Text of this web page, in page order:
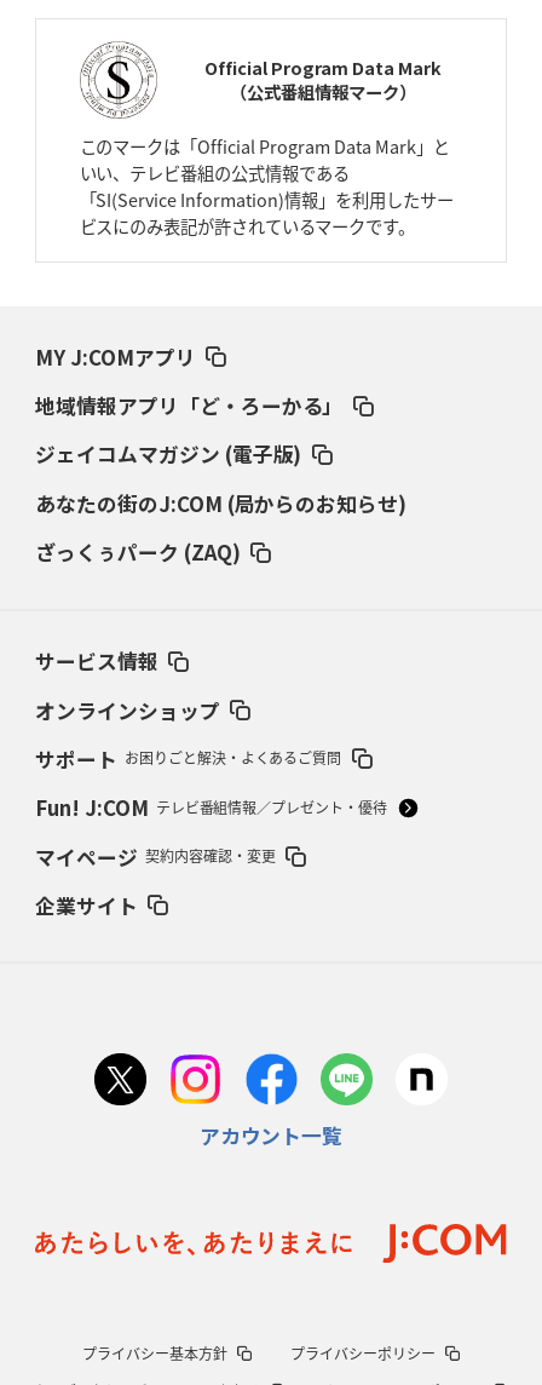
2026年4月9日(木)更新
スティーラーズ、名門復活の足音
2026年4月2日(木)更新
2026年3月26日(木)更新
AZ-COM丸和、リーグワンへ参入決定 「フィールド丸ごと計測機器」の
ダイナボアーズ、“逆輸入SO”三宅駿
「ニュージーランドのフレア（閃
2026年3月5日(木)更新
2026年2月19日(木)更新
37年女子W杯招致への課題と期待
2026年2月12日(木)更新
2026年2月5日(木)更新
占い方
首位スピアーズ、充実の攻撃力 「湧き出る」パスでトライ量産
2026年1月8日(木)更新
ルディケ「15番はゲームドライバ
2025年12月25日(木)更新
Official Program Data Mark
（公式番組情報マーク）
このマークは「Official Program Data Mark」と
いい、テレビ番組の公式情報である
「SI(Service Information)情報」を利用したサー
ビスにのみ表記が許されているマークです。
MY J:COMアプリ
地域情報アプリ「ど・ろーかる」
ジェイコムマガジン (電子版)
あなたの街のJ:COM (局からのお知らせ)
ざっくぅパーク (ZAQ)
サービス情報
オンラインショップ
サポート お困りごと解決・よくあるご質問
Fun! J:COM テレビ番組情報／プレゼント・優待
マイページ 契約内容確認・変更
企業サイト
アカウント一覧
プライバシー基本方針
プライバシーポリシー